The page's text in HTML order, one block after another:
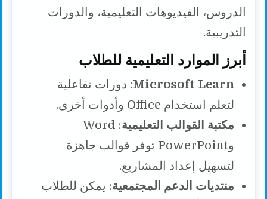
الدروس، الفيديوهات التعليمية، والدورات
التدريبية.
أبرز الموارد التعليمية للطلاب
Microsoft Learn: دورات تفاعلية
لتعلم استخدام Office وأدوات أخرى.
مكتبة القوالب التعليمية : Word
وPowerPoint توفر قوالب جاهزة
لتسهيل إعداد المشاريع.
منتديات الدعم المجتمعية: يمكن للطلاب